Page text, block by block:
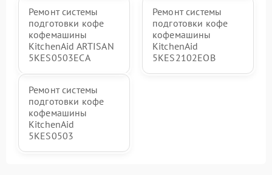
Ремонт системы
подготовки кофе
кофемашины
KitchenAid ARTISAN
5KES0503ECA
Ремонт системы
подготовки кофе
кофемашины
KitchenAid
5KES2102EOB
Ремонт системы
подготовки кофе
кофемашины
KitchenAid
5KES0503